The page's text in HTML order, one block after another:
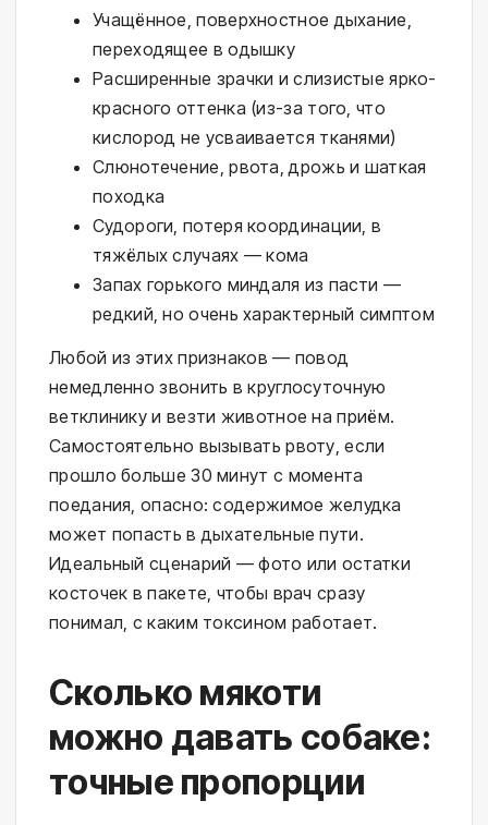
Учащённое, поверхностное дыхание,
переходящее в одышку
Расширенные зрачки и слизистые ярко-
красного оттенка (из-за того, что
кислород не усваивается тканями)
Слюнотечение, рвота, дрожь и шаткая
походка
Судороги, потеря координации, в
тяжёлых случаях — кома
Запах горького миндаля из пасти —
редкий, но очень характерный симптом
Любой из этих признаков — повод
немедленно звонить в круглосуточную
ветклинику и везти животное на приём.
Самостоятельно вызывать рвоту, если
прошло больше 30 минут с момента
поедания, опасно: содержимое желудка
может попасть в дыхательные пути.
Идеальный сценарий — фото или остатки
косточек в пакете, чтобы врач сразу
понимал, с каким токсином работает.
Сколько мякоти
можно давать собаке:
точные пропорции